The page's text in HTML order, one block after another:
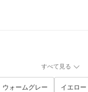
すべて見る
ウォームグレー
イエロー